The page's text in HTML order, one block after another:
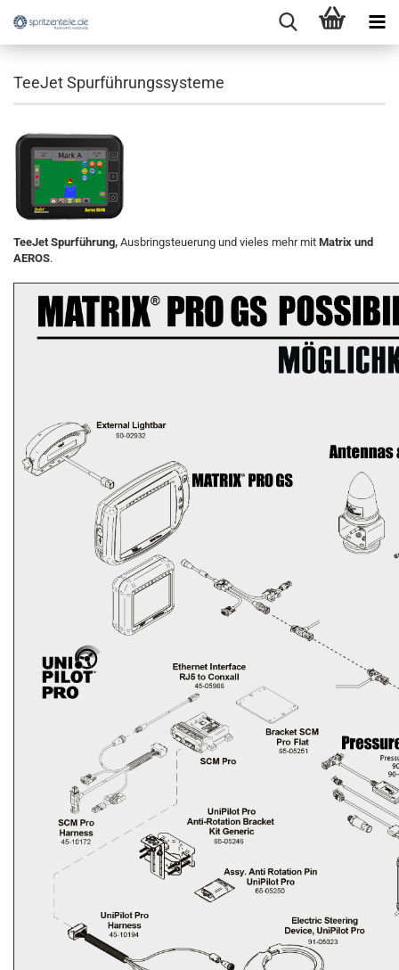
TeeJet Spurführungssysteme
TeeJet Spurführung, Ausbringsteuerung und vieles mehr mit Matrix und
AEROS.